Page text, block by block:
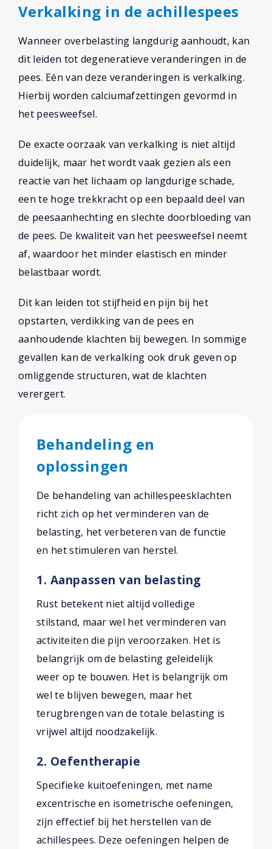
Verkalking in de achillespees
Wanneer overbelasting langdurig aanhoudt, kan
dit leiden tot degeneratieve veranderingen in de
pees. Eén van deze veranderingen is verkalking.
Hierbij worden calciumafzettingen gevormd in
het peesweefsel.
De exacte oorzaak van verkalking is niet altijd
duidelijk, maar het wordt vaak gezien als een
reactie van het lichaam op langdurige schade,
een te hoge trekkracht op een bepaald deel van
de peesaanhechting en slechte doorbloeding van
de pees. De kwaliteit van het peesweefsel neemt
af, waardoor het minder elastisch en minder
belastbaar wordt.
Dit kan leiden tot stijfheid en pijn bij het
opstarten, verdikking van de pees en
aanhoudende klachten bij bewegen. In sommige
gevallen kan de verkalking ook druk geven op
omliggende structuren, wat de klachten
verergert.
Behandeling en
oplossingen
De behandeling van achillespeesklachten
richt zich op het verminderen van de
belasting, het verbeteren van de functie
en het stimuleren van herstel.
1. Aanpassen van belasting
Rust betekent niet altijd volledige
stilstand, maar wel het verminderen van
activiteiten die pijn veroorzaken. Het is
belangrijk om de belasting geleidelijk
weer op te bouwen. Het is belangrijk om
wel te blijven bewegen, maar het
terugbrengen van de totale belasting is
vrijwel altijd noodzakelijk.
2. Oefentherapie
Specifieke kuitoefeningen, met name
excentrische en isometrische oefeningen,
zijn effectief bij het herstellen van de
achillespees. Deze oefeningen helpen de